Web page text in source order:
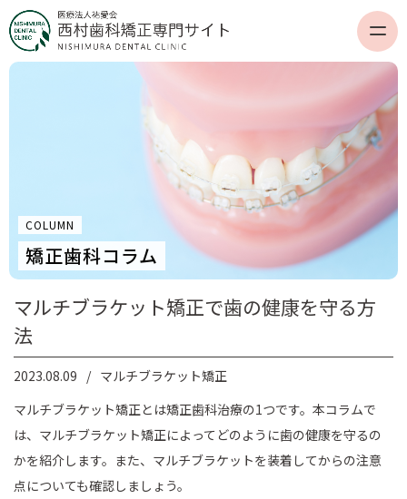
COLUMN
矯正歯科コラム
マルチブラケット矯正で歯の健康を守る方
法
2023.08.09
マルチブラケット矯正
マルチブラケット矯正とは矯正歯科治療の1つです。本コラムで
は、マルチブラケット矯正によってどのように歯の健康を守るの
かを紹介します。また、マルチブラケットを装着してからの注意
点についても確認しましょう。